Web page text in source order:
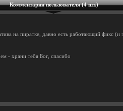
Комментарии пользователя (4 шт.)
на пиратке, давно есть работающий фикс (и
- храни тебя Бог, спасибо